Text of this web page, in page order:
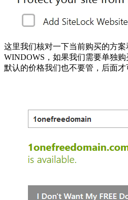
这里我们核对一下当前购买的方
WINDOWS，如果我们需要单独购
默认的价格我们也不要管，后面才